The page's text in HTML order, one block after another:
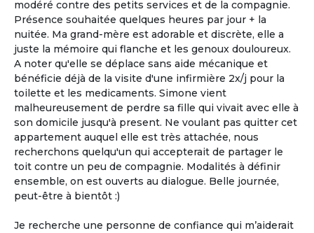
modéré contre des petits services et de la compagnie.
Présence souhaitée quelques heures par jour + la
nuitée. Ma grand-mère est adorable et discrète, elle a
juste la mémoire qui flanche et les genoux douloureux.
A noter qu'elle se déplace sans aide mécanique et
bénéficie déjà de la visite d'une infirmière 2x/j pour la
toilette et les medicaments. Simone vient
malheureusement de perdre sa fille qui vivait avec elle à
son domicile jusqu'à present. Ne voulant pas quitter cet
appartement auquel elle est très attachée, nous
recherchons quelqu'un qui accepterait de partager le
toit contre un peu de compagnie. Modalités à définir
ensemble, on est ouverts au dialogue. Belle journée,
peut-être à bientôt :)
Je recherche une personne de confiance qui m’aiderait